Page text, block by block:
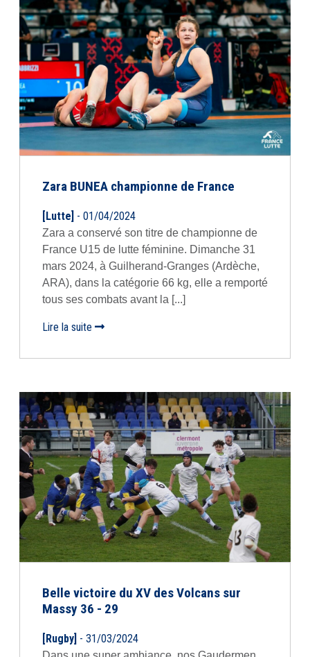
Zara BUNEA championne de France
[Lutte] - 01/04/2024
Zara a conservé son titre de championne de
France U15 de lutte féminine. Dimanche 31
mars 2024, à Guilherand-Granges (Ardèche,
ARA), dans la catégorie 66 kg, elle a remporté
tous ses combats avant la [...]
Lire la suite
Belle victoire du XV des Volcans sur
Massy 36 - 29
[Rugby] - 31/03/2024